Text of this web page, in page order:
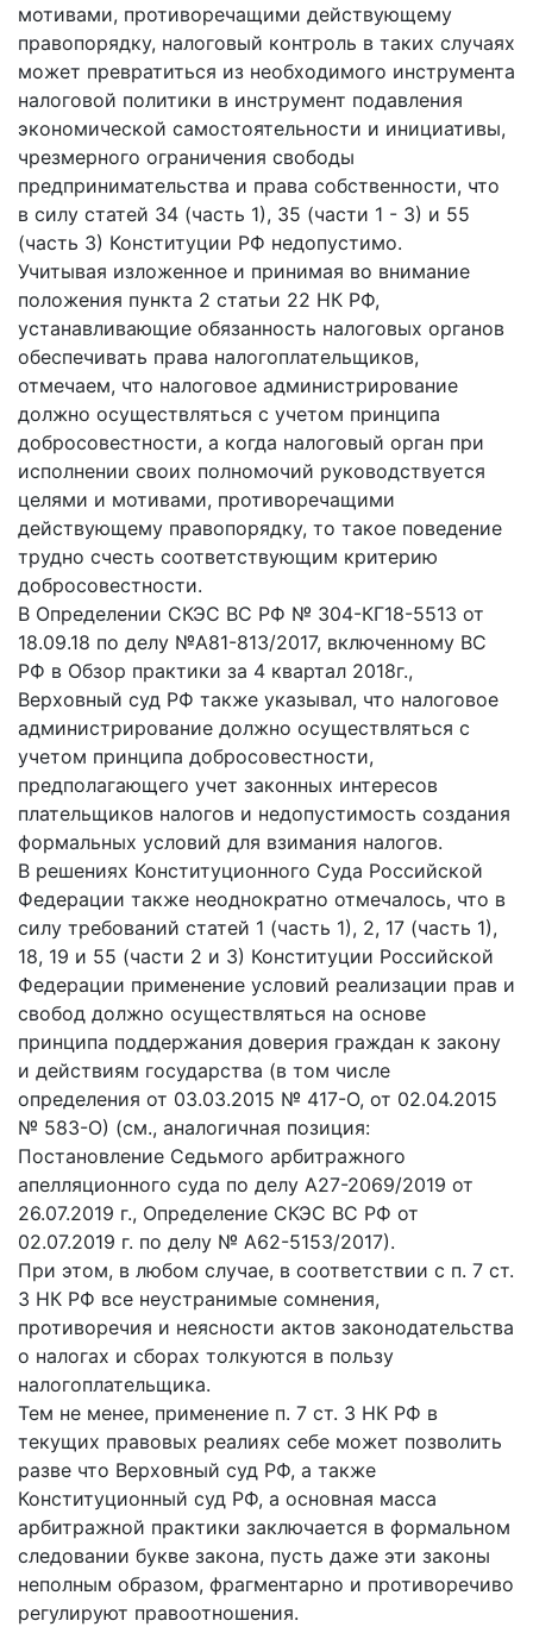
мотивами, противоречащими действующему
правопорядку, налоговый контроль в таких случаях
может превратиться из необходимого инструмента
налоговой политики в инструмент подавления
экономической самостоятельности и инициативы,
чрезмерного ограничения свободы
предпринимательства и права собственности, что
в силу статей 34 (часть 1), 35 (части 1 - 3) и 55
(часть 3) Конституции РФ недопустимо.
Учитывая изложенное и принимая во внимание
положения пункта 2 статьи 22 НК РФ,
устанавливающие обязанность налоговых органов
обеспечивать права налогоплательщиков,
отмечаем, что налоговое администрирование
должно осуществляться с учетом принципа
добросовестности, а когда налоговый орган при
исполнении своих полномочий руководствуется
целями и мотивами, противоречащими
действующему правопорядку, то такое поведение
трудно счесть соответствующим критерию
добросовестности.
В Определении СКЭС ВС РФ № 304-КГ18-5513 от
18.09.18 по делу №А81-813/2017, включенному ВС
РФ в Обзор практики за 4 квартал 2018г.,
Верховный суд РФ также указывал, что налоговое
администрирование должно осуществляться с
учетом принципа добросовестности,
предполагающего учет законных интересов
плательщиков налогов и недопустимость создания
формальных условий для взимания налогов.
В решениях Конституционного Суда Российской
Федерации также неоднократно отмечалось, что в
силу требований статей 1 (часть 1), 2, 17 (часть 1),
18, 19 и 55 (части 2 и 3) Конституции Российской
Федерации применение условий реализации прав и
свобод должно осуществляться на основе
принципа поддержания доверия граждан к закону
и действиям государства (в том числе
определения от 03.03.2015 № 417-О, от 02.04.2015
№ 583-О) (см., аналогичная позиция:
Постановление Седьмого арбитражного
апелляционного суда по делу А27-2069/2019 от
26.07.2019 г., Определение СКЭС ВС РФ от
02.07.2019 г. по делу № А62-5153/2017).
При этом, в любом случае, в соответствии с п. 7 ст.
3 НК РФ все неустранимые сомнения,
противоречия и неясности актов законодательства
о налогах и сборах толкуются в пользу
налогоплательщика.
Тем не менее, применение п. 7 ст. 3 НК РФ в
текущих правовых реалиях себе может позволить
разве что Верховный суд РФ, а также
Конституционный суд РФ, а основная масса
арбитражной практики заключается в формальном
следовании букве закона, пусть даже эти законы
неполным образом, фрагментарно и противоречиво
регулируют правоотношения.